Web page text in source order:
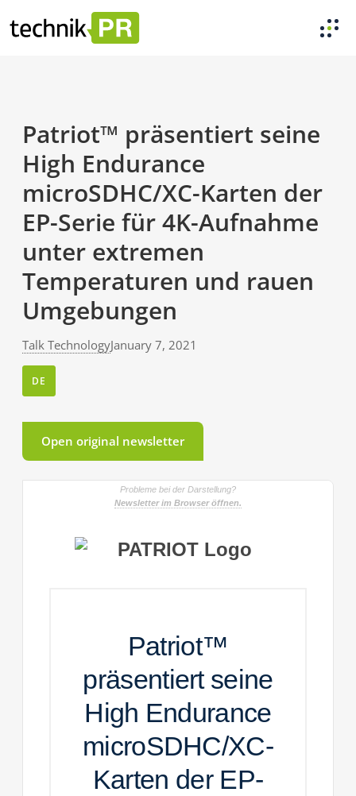
Patriot™ präsentiert seine
High Endurance
microSDHC/XC-Karten der
EP-Serie für 4K-Aufnahme
unter extremen
Temperaturen und rauen
Umgebungen
Talk TechnologyJanuary 7, 2021
DE
Open original newsletter